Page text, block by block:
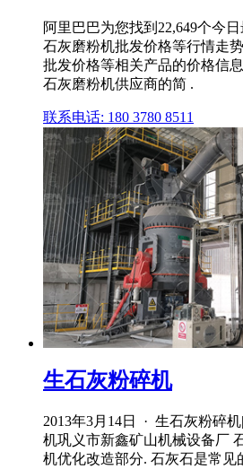
阿里巴巴为您找到22,649个今
石灰磨粉机批发价格等行情走
批发价格等相关产品的价格信
石灰磨粉机供应商的简 .
联系电话: 180 3780 8511
生石灰粉碎机
2013年3月14日 · 生石灰粉碎
机巩义市新鑫矿山机械设备厂
机优化改造部分. 石灰石是常见